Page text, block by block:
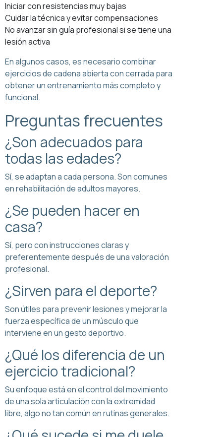
Iniciar con resistencias muy bajas
Cuidar la técnica y evitar compensaciones
No avanzar sin guía profesional si se tiene una
lesión activa
En algunos casos, es necesario combinar
ejercicios de cadena abierta con cerrada para
obtener un entrenamiento más completo y
funcional.
Preguntas frecuentes
¿Son adecuados para
todas las edades?
Sí, se adaptan a cada persona. Son comunes
en rehabilitación de adultos mayores.
¿Se pueden hacer en
casa?
Sí, pero con instrucciones claras y
preferentemente después de una valoración
profesional.
¿Sirven para el deporte?
Son útiles para prevenir lesiones y mejorar la
fuerza específica de un músculo que
interviene en un gesto deportivo.
¿Qué los diferencia de un
ejercicio tradicional?
Su enfoque está en el control del movimiento
de una sola articulación con la extremidad
libre, algo no tan común en rutinas generales.